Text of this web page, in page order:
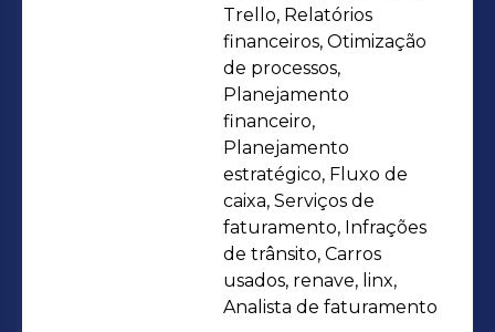
garantindo maior produtividade e
controle nas atividades financeiras.📊
Atuo com foco em planejamento e
controle financeiro, fluxo de caixa e
análise de indicadores, exercendo um
olhar crítico sobre os dados recebidos,
assegurando confiabilidade das
informações, identificando
inconsistências e apoiando a tomada
de decisão estratégica e a redução de
Trello, Relatórios
financeiros, Otimização
de processos,
Planejamento
financeiro,
Planejamento
estratégico, Fluxo de
caixa, Serviços de
faturamento, Infrações
de trânsito, Carros
usados, renave, linx,
Analista de faturamento